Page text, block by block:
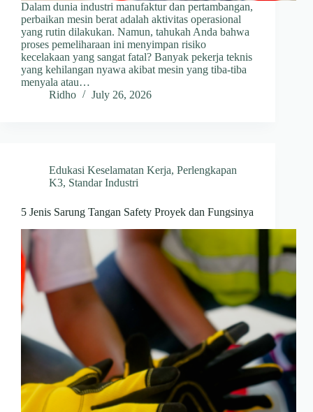
Dalam dunia industri manufaktur dan pertambangan,
perbaikan mesin berat adalah aktivitas operasional
yang rutin dilakukan. Namun, tahukah Anda bahwa
proses pemeliharaan ini menyimpan risiko
kecelakaan yang sangat fatal? Banyak pekerja teknis
yang kehilangan nyawa akibat mesin yang tiba-tiba
menyala atau…
Ridho
July 26, 2026
Edukasi Keselamatan Kerja, Perlengkapan
K3, Standar Industri
5 Jenis Sarung Tangan Safety Proyek dan Fungsinya